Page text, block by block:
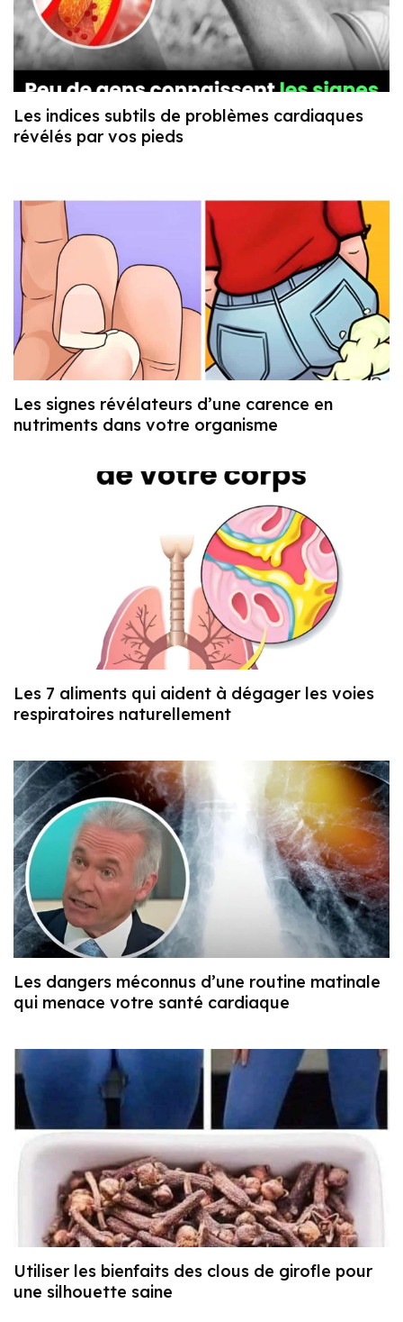
Les indices subtils de problèmes cardiaques
révélés par vos pieds
Les signes révélateurs d’une carence en
nutriments dans votre organisme
Les 7 aliments qui aident à dégager les voies
respiratoires naturellement
Les dangers méconnus d’une routine matinale
qui menace votre santé cardiaque
Utiliser les bienfaits des clous de girofle pour
une silhouette saine